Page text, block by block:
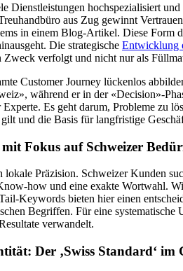
Dienstleistungen hochspezialisiert
aus Zug gewinnt
in einem Blog-Artikel. Diese Form
Die strategische Entwicklung
Zweck verfolgt und nicht nur als
Customer Journey lückenlos
während er in der «Decision»-
Es geht darum, Probleme zu
und die Basis für langfristige
Fokus auf Schweizer
lokale Präzision. Schweizer Kunden
how und eine exakte Wortwahl.
Keywords bieten hier einen
Begriffen. Für eine
verwandelt.
Der ‚Swiss Standard‘ im